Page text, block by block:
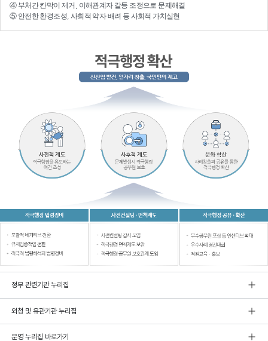
④ 부처간 칸막이 제거, 이해관계자 갈등 조정으로 문제해결
⑤ 안전한 환경조성, 사회적 약자 배려 등 사회적 가치실현
정부 관련기관 누리집
외청 및 유관기관 누리집
운영 누리집 바로가기